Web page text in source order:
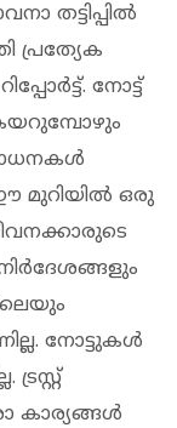
തട്ടിപ്പില്‍
പ്രത്യേക
നോട്ട്
മുറിയില്‍ ഒരു
നോട്ടുകള്‍
ട്രസ്റ്റ്
കാര്യങ്ങള്‍